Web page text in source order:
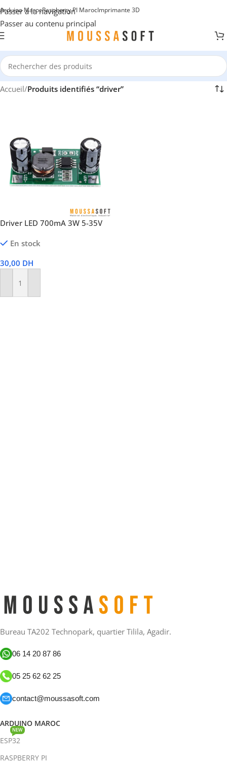
Passer à la navigation
Passer au contenu principal
Arduino MarocRaspberry PI MarocImprimante 3D
Accueil/Produits identifiés “driver”
Driver LED 700mA 3W 5-35V
En stock
30,00 DH
Ajouter Au Panier
Bureau TA202 Technopark, quartier Tilila, Agadir.
06 14 20 87 86
05 25 62 62 25
contact@moussasoft.com
ARDUINO MAROC
ESP32
NEW
RASPBERRY PI